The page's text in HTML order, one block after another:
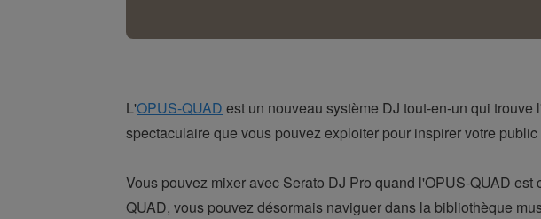
L'OPUS-QUAD est un nouveau système DJ tout-en-un qui
spectaculaire que vous pouvez exploiter pour inspirer votre
Vous pouvez mixer avec Serato DJ Pro quand l'OPUS-QUAD
QUAD, vous pouvez désormais naviguer dans la bibliothèque